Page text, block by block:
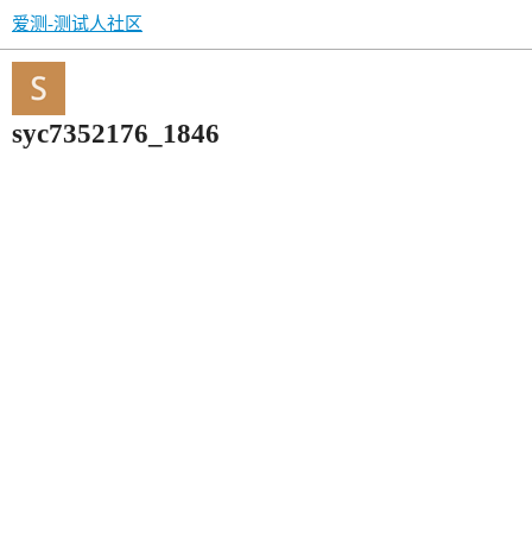
爱测-测试人社区
syc7352176_1846